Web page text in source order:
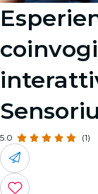
5.0 (1)